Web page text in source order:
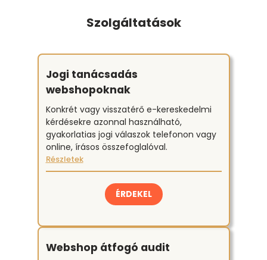
Szolgáltatások
Jogi tanácsadás
webshopoknak
Konkrét vagy visszatérő e-kereskedelmi
kérdésekre azonnal használható,
gyakorlatias jogi válaszok telefonon vagy
online, írásos összefoglalóval.
Részletek
ÉRDEKEL
Webshop átfogó audit